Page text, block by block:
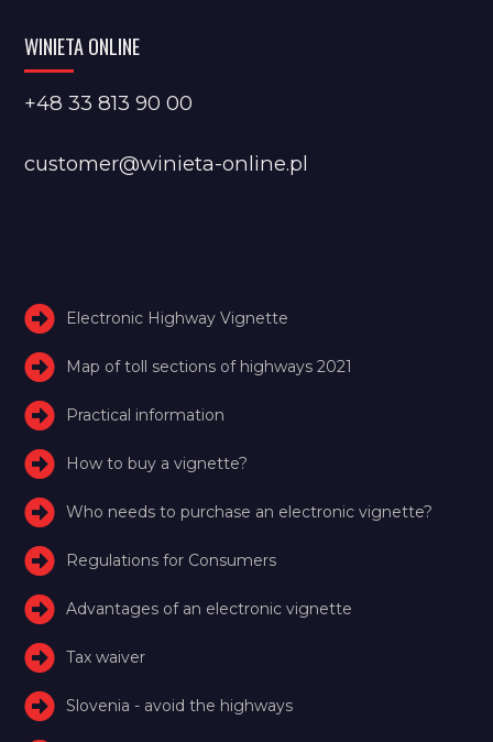
WINIETA ONLINE
+48 33 813 90 00
customer@winieta-online.pl
Electronic Highway Vignette
Map of toll sections of highways 2021
Practical information
How to buy a vignette?
Who needs to purchase an electronic vignette?
Regulations for Consumers
Advantages of an electronic vignette
Tax waiver
Slovenia - avoid the highways